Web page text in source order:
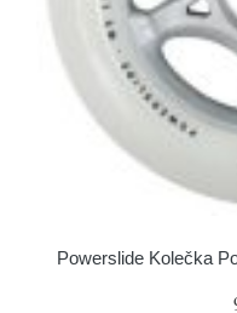
Powerslide Kolečka